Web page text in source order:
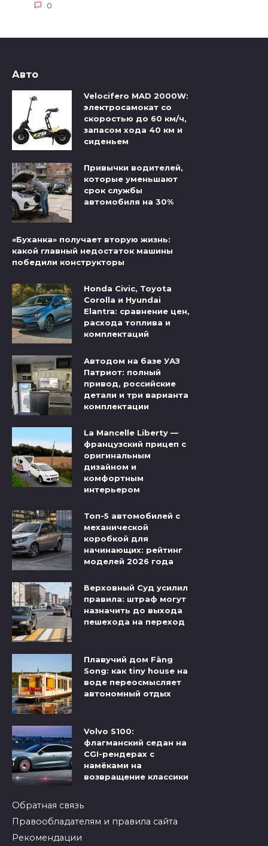
0
Авто
Velocifero MAD 2000W:
электросамокат со
скоростью до 60 км/ч,
запасом хода 40 км и
сиденьем
Привычки водителей,
которые уменьшают
срок службы
автомобиля на 30%
«Буханка» получает вторую жизнь:
какой главный недостаток машины
победили конструкторы
Honda Civic, Toyota
Corolla и Hyundai
Elantra: сравнение цен,
расхода топлива и
комплектаций
Автодом на базе УАЗ
Патриот: полный
привод, российские
детали и три варианта
комплектации
La Mancelle Liberty —
французский прицеп с
оригинальным
дизайном и
комфортным
интерьером
Топ-5 автомобилей с
механической
коробкой для
начинающих: рейтинг
моделей 2026 года
Верховный Суд усилил
правила: штраф могут
назначить до выхода
пешехода на переход
Плавучий дом Fàng
Song: как tiny house на
воде переосмысляет
автономный отдых
Volvo S100:
флагманский седан на
CGI-рендерах с
намёками на
возвращение классики
Обратная связь
Правообладателям и правила сайта
Рекомендации